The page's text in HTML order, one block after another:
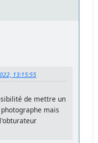
13:15:55
de mettre un
mais